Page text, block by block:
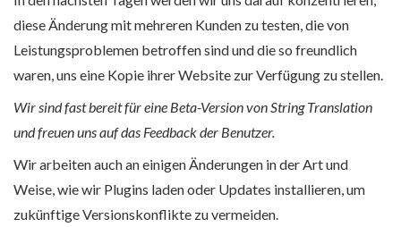
diese Änderung mit mehreren Kunden zu testen, die von
Leistungsproblemen betroffen sind und die so freundlich
waren, uns eine Kopie ihrer Website zur Verfügung zu stellen.
Wir sind fast bereit für eine Beta-Version von String Translation
und freuen uns auf das Feedback der Benutzer.
Wir arbeiten auch an einigen Änderungen in der Art und
Weise, wie wir Plugins laden oder Updates installieren, um
zukünftige Versionskonflikte zu vermeiden.